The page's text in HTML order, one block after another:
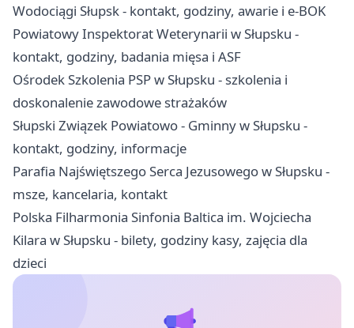
Wodociągi Słupsk - kontakt, godziny, awarie i e-BOK
Powiatowy Inspektorat Weterynarii w Słupsku -
kontakt, godziny, badania mięsa i ASF
Ośrodek Szkolenia PSP w Słupsku - szkolenia i
doskonalenie zawodowe strażaków
Słupski Związek Powiatowo - Gminny w Słupsku -
kontakt, godziny, informacje
Parafia Najświętszego Serca Jezusowego w Słupsku -
msze, kancelaria, kontakt
Polska Filharmonia Sinfonia Baltica im. Wojciecha
Kilara w Słupsku - bilety, godziny kasy, zajęcia dla
dzieci